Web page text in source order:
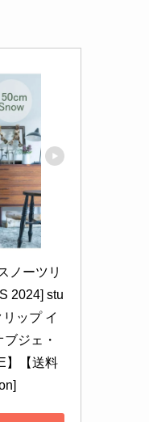
ノーツリ
2024] stu
ップ イ
ジェ・
】【送料